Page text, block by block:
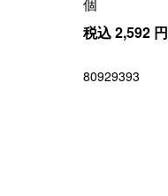
税込2,592 円
80929393